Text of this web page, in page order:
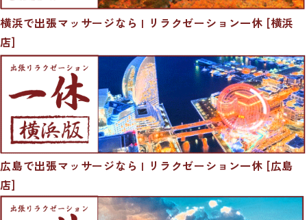
横浜で出張マッサージなら | リラクゼーション一休 [横浜
店]
広島で出張マッサージなら | リラクゼーション一休 [広島
店]